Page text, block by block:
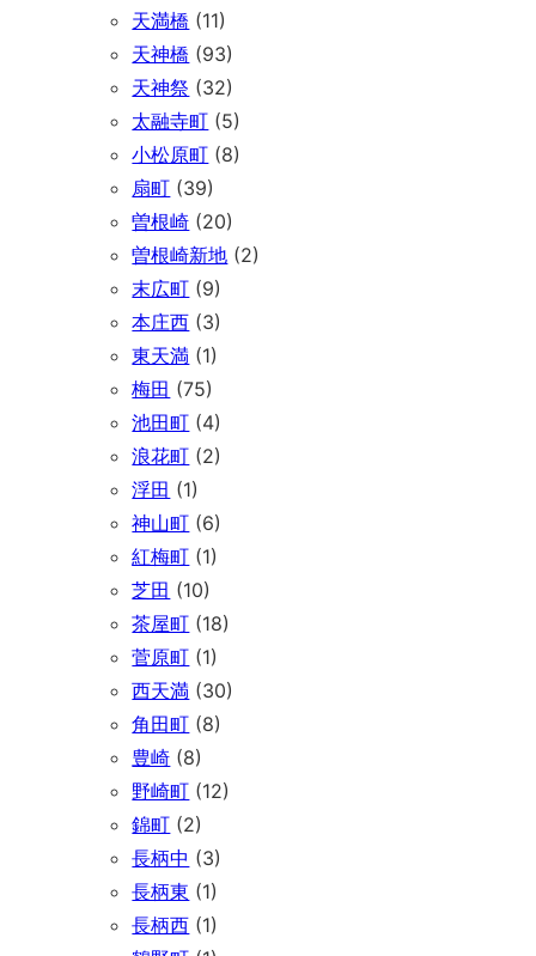
天満橋 (11)
天神橋 (93)
天神祭 (32)
太融寺町 (5)
小松原町 (8)
扇町 (39)
曽根崎 (20)
曽根崎新地 (2)
末広町 (9)
本庄西 (3)
東天満 (1)
梅田 (75)
池田町 (4)
浪花町 (2)
浮田 (1)
神山町 (6)
紅梅町 (1)
芝田 (10)
茶屋町 (18)
菅原町 (1)
西天満 (30)
角田町 (8)
豊崎 (8)
野崎町 (12)
錦町 (2)
長柄中 (3)
長柄東 (1)
長柄西 (1)